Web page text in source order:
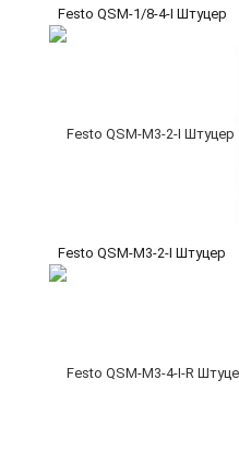
Festo QSM-1/8-4-I Штуцер
Festo QSM-M3-2-I Штуцер